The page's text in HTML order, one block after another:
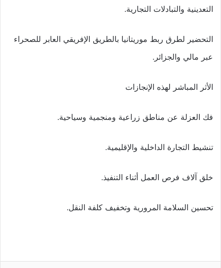
التعدينية والتبادلات التجارية.
التحضير لطرق ربط موريتانيا بالطريق الإفريقي العابر للصحراء
عبر مالي والجزائر.
الأثر المباشر لهذه الإنجازات
فك العزلة عن مناطق زراعية ومنجمية وسياحية.
تنشيط التجارة الداخلية والإقليمية.
خلق آلاف فرص العمل أثناء التنفيذ.
تحسين السلامة المرورية وتخفيف كلفة النقل.